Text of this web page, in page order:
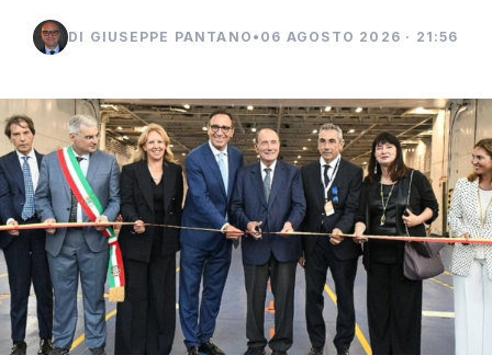
DI GIUSEPPE PANTANO • 06 AGOSTO 2026 · 21:56